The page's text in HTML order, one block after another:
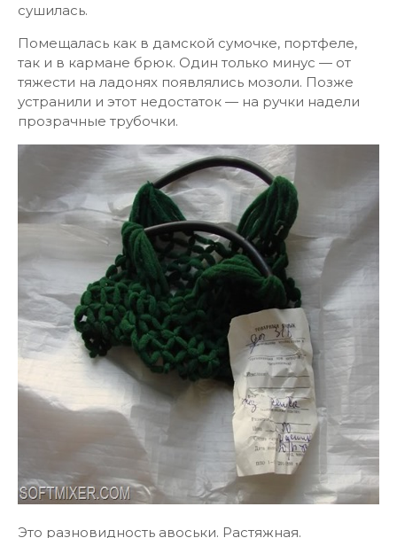
сушилась.
Помещалась как в дамской сумочке, портфеле,
так и в кармане брюк. Один только минус — от
тяжести на ладонях появлялись мозоли. Позже
устранили и этот недостаток — на ручки надели
прозрачные трубочки.
Это разновидность авоськи. Растяжная.